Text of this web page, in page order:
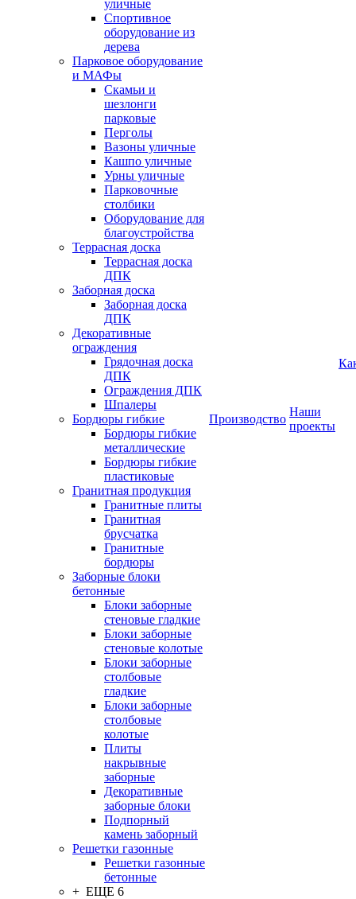
уличные
Спортивное
оборудование из
дерева
Парковое оборудование
и МАФы
Скамьи и
шезлонги
парковые
Перголы
Вазоны уличные
Кашпо уличные
Урны уличные
Парковочные
столбики
Оборудование для
благоустройства
Террасная доска
Террасная доска
ДПК
Заборная доска
Заборная доска
ДПК
Декоративные
ограждения
Грядочная доска
ДПК
Ограждения ДПК
Шпалеры
Бордюры гибкие
Бордюры гибкие
металлические
Бордюры гибкие
пластиковые
Гранитная продукция
Гранитные плиты
Гранитная
брусчатка
Гранитные
бордюры
Заборные блоки
бетонные
Блоки заборные
стеновые гладкие
Блоки заборные
стеновые колотые
Блоки заборные
столбовые
гладкие
Блоки заборные
столбовые
колотые
Плиты
накрывные
заборные
Декоративные
заборные блоки
Подпорный
камень заборный
Решетки газонные
Решетки газонные
бетонные
+ ЕЩЕ 6
Производство
Наши
проекты